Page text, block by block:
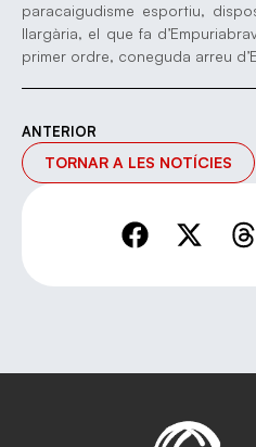
paracaigudisme esportiu,
llargària, el que fa
primer ordre, coneguda arreu
ANTERIOR
TORNAR A LES NOTÍCIES